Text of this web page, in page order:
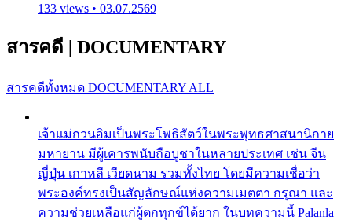
133 views • 03.07.2569
สารคดี | DOCUMENTARY
สารคดีทั้งหมด DOCUMENTARY ALL
เจ้าแม่กวนอิมเป็นพระโพธิสัตว์ในพระพุทธศาสนานิกาย
มหายาน มีผู้เคารพนับถือบูชาในหลายประเทศ เช่น จีน
ญี่ปุ่น เกาหลี เวียดนาม รวมทั้งไทย โดยมีความเชื่อว่า
พระองค์ทรงเป็นสัญลักษณ์แห่งความเมตตา กรุณา และ
ความช่วยเหลือแก่ผู้ตกทุกข์ได้ยาก ในบทความนี้ Palanla